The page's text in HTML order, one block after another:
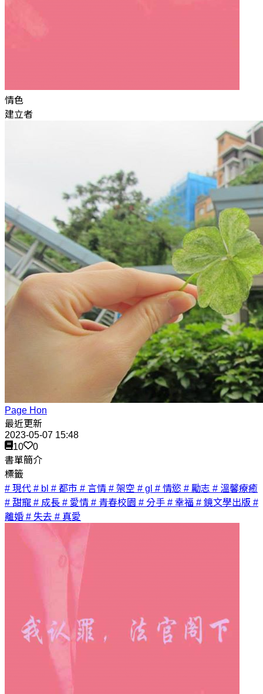
情色
建立者
Page Hon
最近更新
2023-05-07 15:48
10
0
書單簡介
標籤
# 現代 # bl # 都市 # 言情 # 架空 # gl # 情慾 # 勵志 # 溫馨療癒
# 甜寵 # 成長 # 愛情 # 青春校園 # 分手 # 幸福 # 鏡文學出版 #
離婚 # 失去 # 真愛